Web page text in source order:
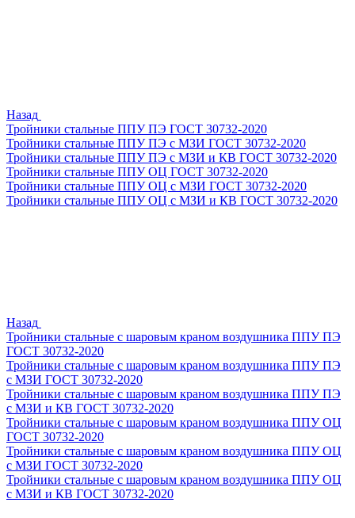
Назад
Тройники стальные ППУ ПЭ ГОСТ 30732-2020
Тройники стальные ППУ ПЭ с МЗИ ГОСТ 30732-2020
Тройники стальные ППУ ПЭ с МЗИ и КВ ГОСТ 30732-2020
Тройники стальные ППУ ОЦ ГОСТ 30732-2020
Тройники стальные ППУ ОЦ с МЗИ ГОСТ 30732-2020
Тройники стальные ППУ ОЦ с МЗИ и КВ ГОСТ 30732-2020
Назад
Тройники стальные с шаровым краном воздушника ППУ ПЭ
ГОСТ 30732-2020
Тройники стальные с шаровым краном воздушника ППУ ПЭ
с МЗИ ГОСТ 30732-2020
Тройники стальные с шаровым краном воздушника ППУ ПЭ
с МЗИ и КВ ГОСТ 30732-2020
Тройники стальные с шаровым краном воздушника ППУ ОЦ
ГОСТ 30732-2020
Тройники стальные с шаровым краном воздушника ППУ ОЦ
с МЗИ ГОСТ 30732-2020
Тройники стальные с шаровым краном воздушника ППУ ОЦ
с МЗИ и КВ ГОСТ 30732-2020